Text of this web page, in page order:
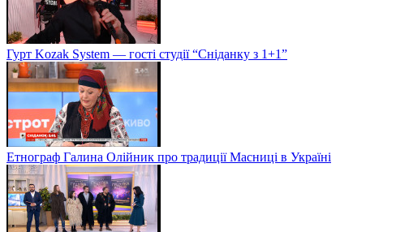
Гурт Kozak System — гості студії “Сніданку з 1+1”
Етнограф Галина Олійник про традиції Масниці в Україні